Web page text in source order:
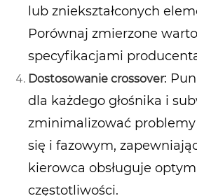
lub zniekształconych
Porównaj zmierzone
specyfikacjami
Dostosowanie crossover:
dla każdego głośnika i
zminimalizować problemy
się i fazowym,
kierowca obsługuje
częstotliwości.